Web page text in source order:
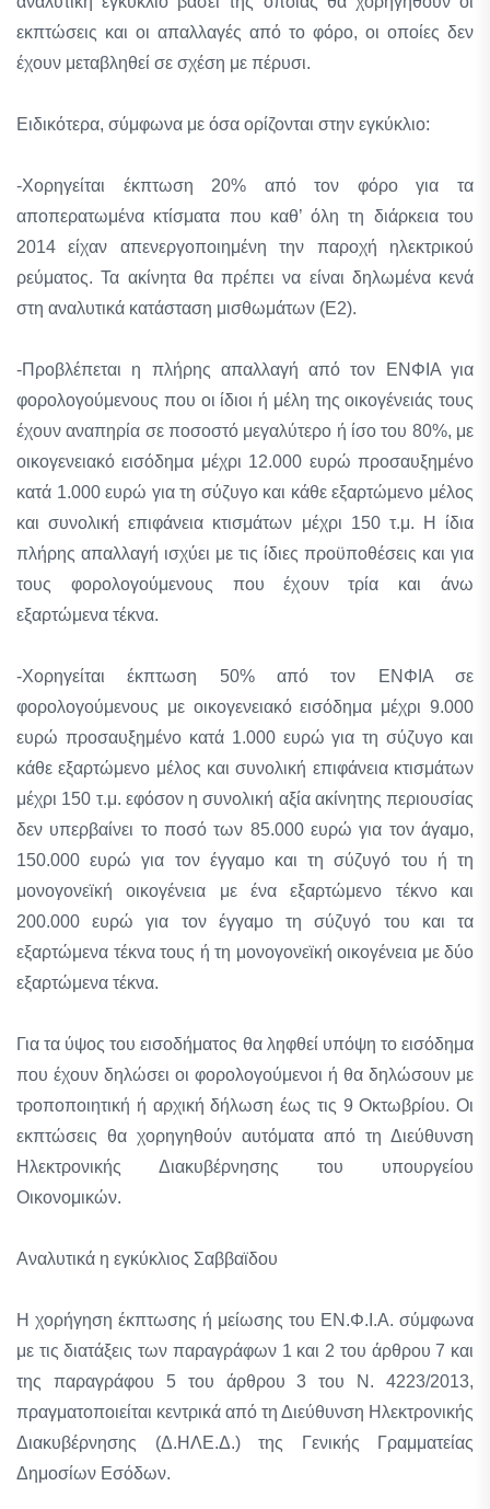
εκπτώσεις και οι απαλλαγές από το φόρο, οι οποίες δεν
έχουν μεταβληθεί σε σχέση με πέρυσι.
Ειδικότερα, σύμφωνα με όσα ορίζονται στην εγκύκλιο:
-Χορηγείται έκπτωση 20% από τον φόρο για τα
αποπερατωμένα κτίσματα που καθ’ όλη τη διάρκεια του
2014 είχαν απενεργοποιημένη την παροχή ηλεκτρικού
ρεύματος. Τα ακίνητα θα πρέπει να είναι δηλωμένα κενά
στη αναλυτικά κατάσταση μισθωμάτων (Ε2).
-Προβλέπεται η πλήρης απαλλαγή από τον ΕΝΦΙΑ για
φορολογούμενους που οι ίδιοι ή μέλη της οικογένειάς τους
έχουν αναπηρία σε ποσοστό μεγαλύτερο ή ίσο του 80%, με
οικογενειακό εισόδημα μέχρι 12.000 ευρώ προσαυξημένο
κατά 1.000 ευρώ για τη σύζυγο και κάθε εξαρτώμενο μέλος
και συνολική επιφάνεια κτισμάτων μέχρι 150 τ.μ. Η ίδια
πλήρης απαλλαγή ισχύει με τις ίδιες προϋποθέσεις και για
τους φορολογούμενους που έχουν τρία και άνω
εξαρτώμενα τέκνα.
-Χορηγείται έκπτωση 50% από τον ΕΝΦΙΑ σε
φορολογούμενους με οικογενειακό εισόδημα μέχρι 9.000
ευρώ προσαυξημένο κατά 1.000 ευρώ για τη σύζυγο και
κάθε εξαρτώμενο μέλος και συνολική επιφάνεια κτισμάτων
μέχρι 150 τ.μ. εφόσον η συνολική αξία ακίνητης περιουσίας
δεν υπερβαίνει το ποσό των 85.000 ευρώ για τον άγαμο,
150.000 ευρώ για τον έγγαμο και τη σύζυγό του ή τη
μονογονεϊκή οικογένεια με ένα εξαρτώμενο τέκνο και
200.000 ευρώ για τον έγγαμο τη σύζυγό του και τα
εξαρτώμενα τέκνα τους ή τη μονογονεϊκή οικογένεια με δύο
εξαρτώμενα τέκνα.
Για τα ύψος του εισοδήματος θα ληφθεί υπόψη το εισόδημα
που έχουν δηλώσει οι φορολογούμενοι ή θα δηλώσουν με
τροποποιητική ή αρχική δήλωση έως τις 9 Οκτωβρίου. Οι
εκπτώσεις θα χορηγηθούν αυτόματα από τη Διεύθυνση
Ηλεκτρονικής Διακυβέρνησης του υπουργείου
Οικονομικών.
Αναλυτικά η εγκύκλιος Σαββαϊδου
Η χορήγηση έκπτωσης ή μείωσης του ΕΝ.Φ.Ι.Α. σύμφωνα
με τις διατάξεις των παραγράφων 1 και 2 του άρθρου 7 και
της παραγράφου 5 του άρθρου 3 του Ν. 4223/2013,
πραγματοποιείται κεντρικά από τη Διεύθυνση Ηλεκτρονικής
Διακυβέρνησης (Δ.ΗΛΕ.Δ.) της Γενικής Γραμματείας
Δημοσίων Εσόδων.